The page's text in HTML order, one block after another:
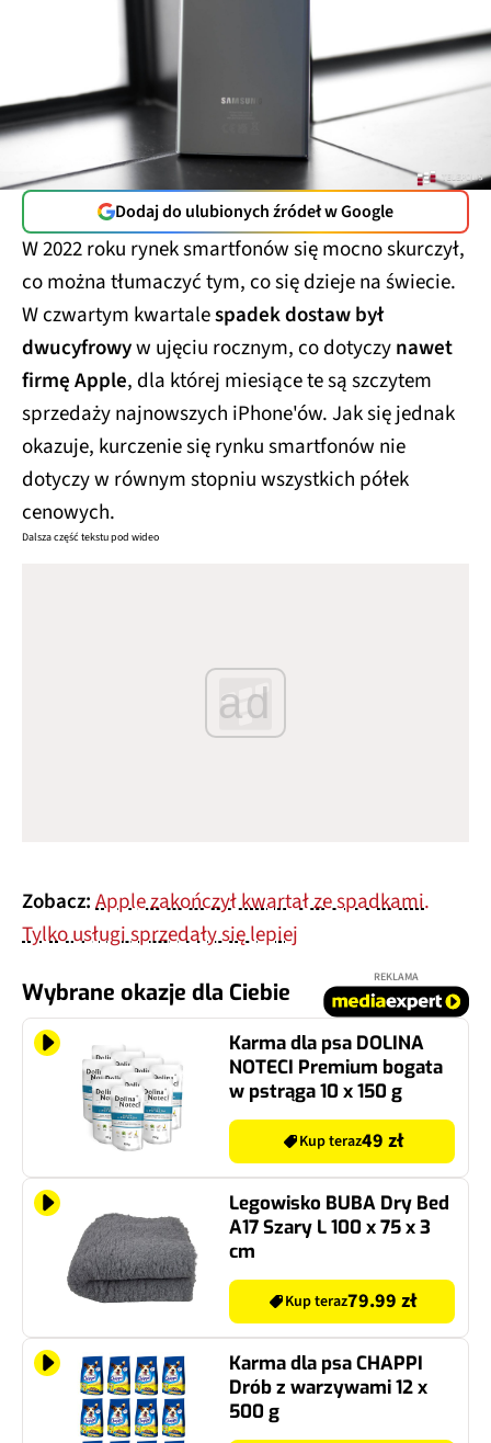
Dodaj do ulubionych źródeł w Google
W 2022 roku rynek smartfonów się mocno skurczył,
co można tłumaczyć tym, co się dzieje na świecie.
W czwartym kwartalespadek dostaw był
dwucyfrowyw ujęciu rocznym, co dotyczynawet
firmę Apple, dla której miesiące te są szczytem
sprzedaży najnowszych iPhone'ów. Jak się jednak
okazuje, kurczenie się rynku smartfonów nie
dotyczy w równym stopniu wszystkich półek
cenowych.
Dalsza część tekstu pod wideo
ad
Zobacz:Apple zakończył kwartał ze spadkami.
Tylko usługi sprzedały się lepiej
Wybrane okazje dla Ciebie
REKLAMA
Karma dla psa DOLINA
NOTECI Premium bogata
w pstrąga 10 x 150 g
Kup teraz49 zł
Legowisko BUBA Dry Bed
A17 Szary L 100 x 75 x 3
cm
Kup teraz79.99 zł
Karma dla psa CHAPPI
Drób z warzywami 12 x
500 g